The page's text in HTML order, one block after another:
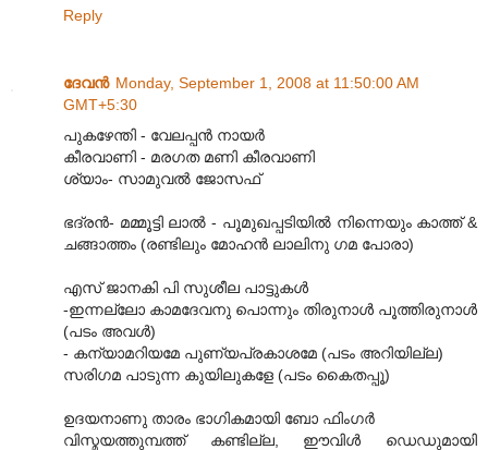
Reply
ദേവന്‍ Monday, September 1, 2008 at 11:50:00 AM
GMT+5:30
പുകഴേന്തി - വേലപ്പന്‍ നായര്‍
കീരവാണി - മരഗത മണി കീരവാണി
ശ്യാം- സാമുവല്‍ ജോസഫ്
ഭദ്രന്‍- മമ്മൂട്ടി ലാല്‍ - പൂമുഖപ്പടിയില്‍ നിന്നെയും കാത്ത് &
ചങ്ങാത്തം (രണ്ടിലും മോഹന്‍ ലാലിനു ഗമ പോരാ)
എസ് ജാനകി പി സുശീല പാട്ടുകള്‍
-ഇന്നല്ലോ കാമദേവനു പൊന്നും തിരുനാള്‍ പൂത്തിരുനാള്‍
(പടം അവള്‍)
- കന്യാമറിയമേ പുണ്യപ്രകാശമേ (പടം അറിയില്ല)
സരിഗമ പാടുന്ന കുയിലുകളേ (പടം കൈതപ്പൂ)
ഉദയനാണു താരം ഭാഗികമായി ബോ ഫിംഗര്‍
വിസ്മയത്തുമ്പത്ത് കണ്ടില്ല, ഈവിള്‍ ഡെഡുമായി